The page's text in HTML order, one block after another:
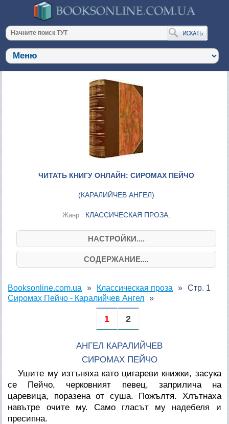
ЧИТАТЬ КНИГУ ОНЛАЙН: СИРОМАХ ПЕЙЧО
(КАРАЛИЙЧЕВ АНГЕЛ)
Жанр : КЛАССИЧЕСКАЯ ПРОЗА;
НАСТРОЙКИ....
СОДЕРЖАНИЕ....
Booksonline.com.ua
Классическая проза
Сиромах Пейчо - Каралийчев Ангел
Стр. 1
1 2
АНГЕЛ КАРАЛИЙЧЕВ
СИРОМАХ ПЕЙЧО
Ушите му изтъняха като цигареви книжки, засука
се Пейчо, черковният певец, заприлича на
царевица, поразена от суша. Пожълтя. Хлътнаха
навътре очите му. Само гласът му надебеля и
пресипна.